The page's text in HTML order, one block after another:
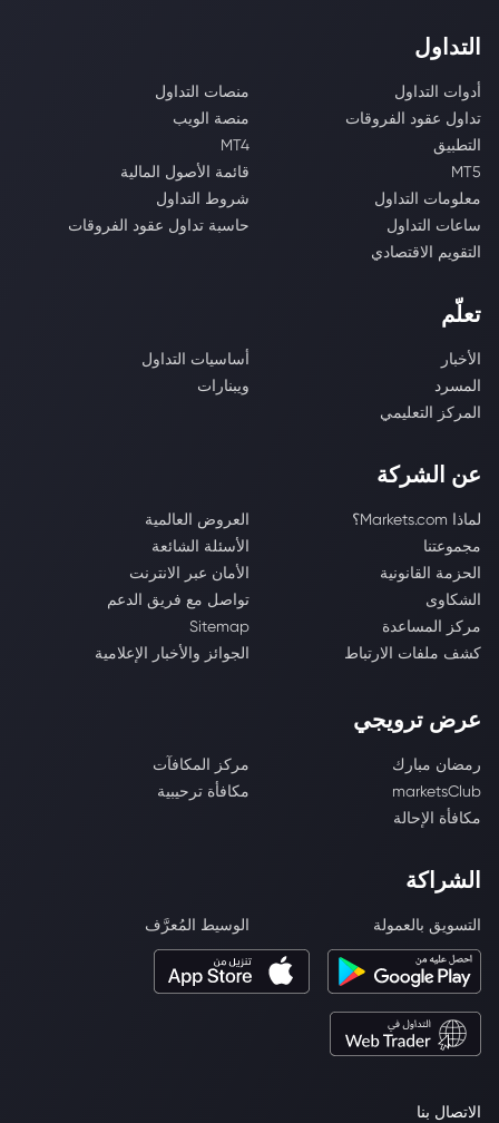
الاتصال بنا
التداول
أدوات التداول
منصات التداول
تداول عقود الفروقات
منصة الويب
التطبيق
MT4
MT5
قائمة الأصول المالية
معلومات التداول
شروط التداول
ساعات التداول
حاسبة تداول عقود الفروقات
التقويم الاقتصادي
تعلّم
الأخبار
أساسيات التداول
المسرد
ويبنارات
المركز التعليمي
عن الشركة
لماذا Markets.com؟
العروض العالمية
مجموعتنا
الأسئلة الشائعة
الحزمة القانونية
الأمان عبر الانترنت
الشكاوى
تواصل مع فريق الدعم
مركز المساعدة
Sitemap
كشف ملفات الارتباط
الجوائز والأخبار الإعلامية
عرض ترويجي
رمضان مبارك
مركز المكافآت
marketsClub
مكافأة ترحيبية
مكافأة الإحالة
الشراكة
التسويق بالعمولة الوسيط المُعرَّف